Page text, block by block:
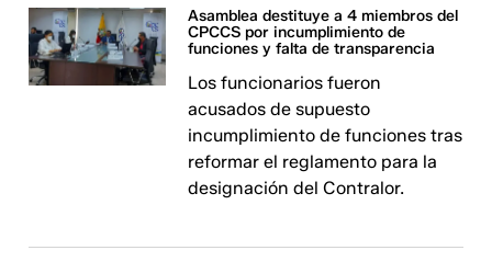
Asamblea destituye a 4 miembros del
CPCCS por incumplimiento de
funciones y falta de transparencia
Los funcionarios fueron
acusados de supuesto
incumplimiento de funciones tras
reformar el reglamento para la
designación del Contralor.